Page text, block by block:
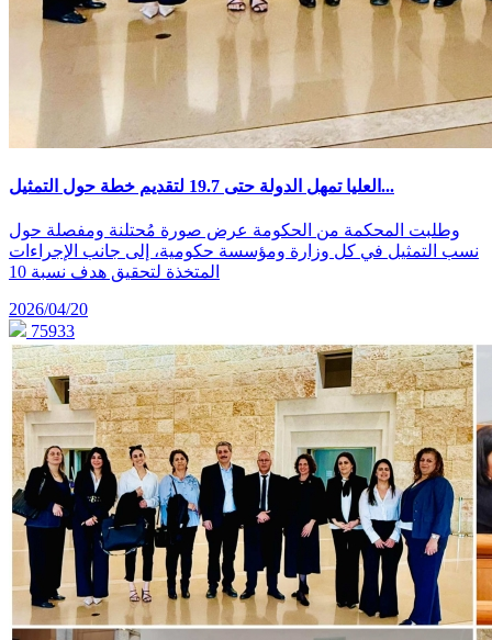
العليا تمهل الدولة حتى 19.7 لتقديم خطة حول التمثيل...
وطلبت المحكمة من الحكومة عرض صورة مُحتلنة ومفصلة حول
نسب التمثيل في كل وزارة ومؤسسة حكومية، إلى جانب الإجراءات
المتخذة لتحقيق هدف نسبة 10
2026/04/20
75933